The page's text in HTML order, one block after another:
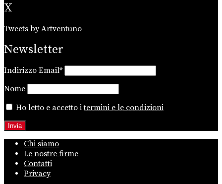
X
Tweets by Artventuno
Newsletter
Indirizzo Email*
Nome
Ho letto e accetto itermini e le condizioni
Chi siamo
Le nostre firme
Contatti
Privacy